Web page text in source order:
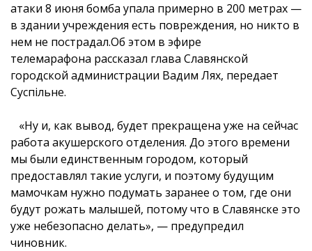
атаки 8 июня бомба упала примерно в 200 метрах —
в здании учреждения есть повреждения, но никто в
нем не пострадал.Об этом в эфире
телемарафона рассказал глава Славянской
городской администрации Вадим Лях, передает
Суспільне.
«Ну и, как вывод, будет прекращена уже на сейчас
работа акушерского отделения. До этого времени
мы были единственным городом, который
предоставлял такие услуги, и поэтому будущим
мамочкам нужно подумать заранее о том, где они
будут рожать малышей, потому что в Славянске это
уже небезопасно делать», — предупредил
чиновник.